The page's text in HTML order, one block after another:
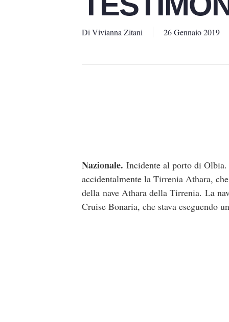
Di Vivianna Zitani 26 Gennaio 2019
Nazionale. Incidente al porto di
accidentalmente la Tirrenia Athara,
della nave Athara della Tirrenia. La
Cruise Bonaria, che stava eseguendo